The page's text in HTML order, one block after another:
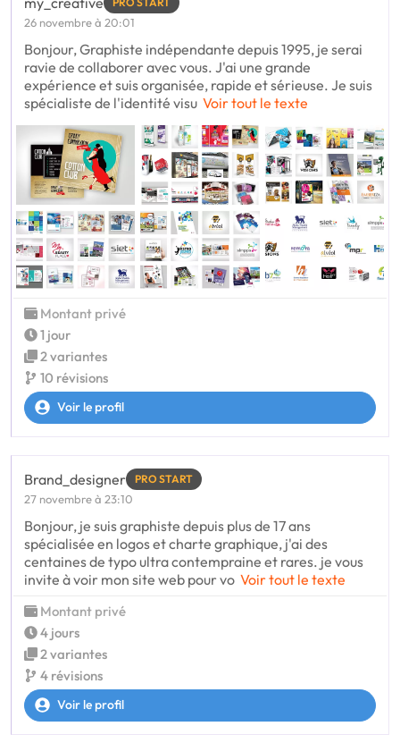
26 novembre à 20:01
Bonjour, Graphiste indépendante depuis 1995, je serai
ravie de collaborer avec vous. J'ai une grande
expérience et suis organisée, rapide et sérieuse. Je suis
spécialiste de l'identité visu Voir tout le texte
Montant privé
1 jour
2 variantes
10 révisions
Voir le profil
Brand_designer PRO START
27 novembre à 23:10
Bonjour, je suis graphiste depuis plus de 17 ans
spécialisée en logos et charte graphique, j'ai des
centaines de typo ultra contempraine et rares. je vous
invite à voir mon site web pour vo Voir tout le texte
Montant privé
4 jours
2 variantes
4 révisions
Voir le profil